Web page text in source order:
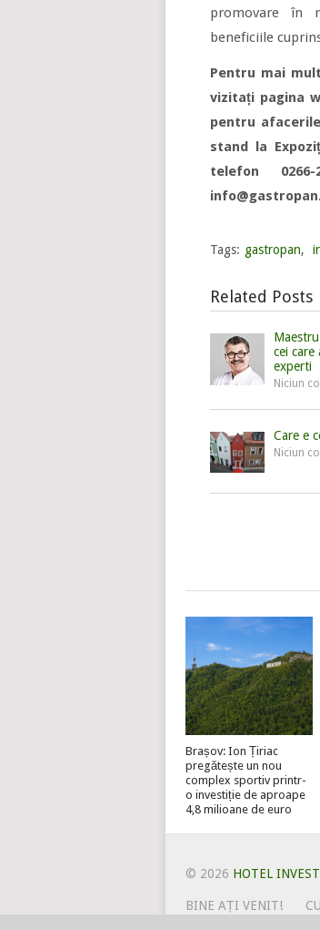
promovare în
beneficiile
Pentru mai
vizitați pagina
pentru
stand la
telefon 0266-
Tags: gastropan,
Related Posts
cei
experti
Niciun
Care e
Niciun
Brașov: Ion Țiriac
pregătește un nou
complex sportiv printr-
o investiție de aproape
4,8 milioane de euro
© 2026 HOTEL INVEST
BINE AȚI VENIT!